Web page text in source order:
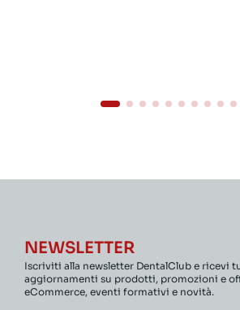
NEWSLETTER
Iscriviti alla newsletter DentalClub e ricevi
aggiornamenti su prodotti, promozioni e
eCommerce, eventi formativi e novità.